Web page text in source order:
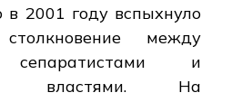
в 2001 году вспыхнуло
между
сепаратистами и
властями. На